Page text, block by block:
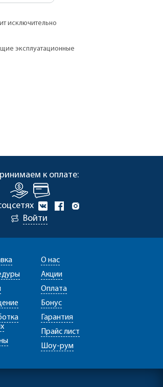
исключительно
эксплуатационные
к оплате:
Войти
О нас
Акции
Оплата
Бонус
Гарантия
Прайс лист
Шоу-рум